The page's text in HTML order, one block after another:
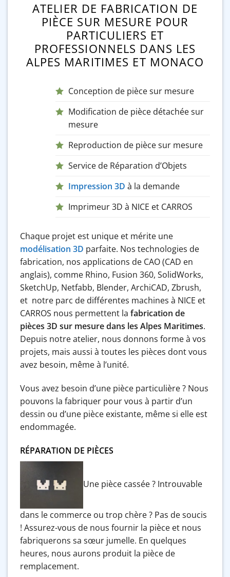
ATELIER DE FABRICATION DE
PIÈCE SUR MESURE POUR
PARTICULIERS ET
PROFESSIONNELS DANS LES
ALPES MARITIMES ET MONACO
Conception de pièce sur mesure
Modification de pièce détachée sur
mesure
Reproduction de pièce sur mesure
Service de Réparation d’Objets
Impression 3D à la demande
Imprimeur 3D à NICE et CARROS
Chaque projet est unique et mérite une
modélisation 3D parfaite. Nos technologies de
fabrication, nos applications de CAO (CAD en
anglais), comme Rhino, Fusion 360, SolidWorks,
SketchUp, Netfabb, Blender, ArchiCAD, Zbrush,
et notre parc de différentes machines à NICE et
CARROS nous permettent la fabrication de
pièces 3D sur mesure dans les Alpes Maritimes.
Depuis notre atelier, nous donnons forme à vos
projets, mais aussi à toutes les pièces dont vous
avez besoin, même à l’unité.
Vous avez besoin d’une pièce particulière ? Nous
pouvons la fabriquer pour vous à partir d’un
dessin ou d’une pièce existante, même si elle est
endommagée.
RÉPARATION DE PIÈCES
Une pièce cassée ? Introuvable
dans le commerce ou trop chère ? Pas de soucis
! Assurez-vous de nous fournir la pièce et nous
fabriquerons sa sœur jumelle. En quelques
heures, nous aurons produit la pièce de
remplacement.